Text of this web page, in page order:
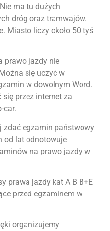
ma tu dużych
dróg oraz tramwajów.
Miasto liczy około 50 tyś
prawo jazdy nie
się uczyć w
w dowolnym Word.
przez internet za
car.
zdać egzamin państwowy
od lat odnotowuje
na prawo jazdy w
prawa jazdy kat A B B+E
przed egzaminem w
organizujemy